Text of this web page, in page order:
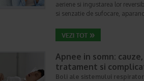
aeriene si ingustarea lor
si senzatie de sufocare,
Apnee in somn:
tratament si
Boli ale sistemului respirator